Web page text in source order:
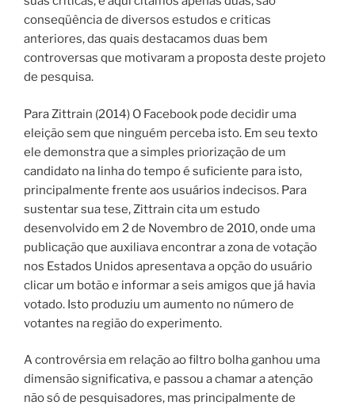
conseqüência de diversos estudos e criticas
anteriores, das quais destacamos duas bem
controversas que motivaram a proposta deste projeto
de pesquisa.
Para Zittrain (2014) O Facebook pode decidir uma
eleição sem que ninguém perceba isto. Em seu texto
ele demonstra que a simples priorização de um
candidato na linha do tempo é suficiente para isto,
principalmente frente aos usuários indecisos. Para
sustentar sua tese, Zittrain cita um estudo
desenvolvido em 2 de Novembro de 2010, onde uma
publicação que auxiliava encontrar a zona de votação
nos Estados Unidos apresentava a opção do usuário
clicar um botão e informar a seis amigos que já havia
votado. Isto produziu um aumento no número de
votantes na região do experimento.
A controvérsia em relação ao filtro bolha ganhou uma
dimensão significativa, e passou a chamar a atenção
não só de pesquisadores, mas principalmente de